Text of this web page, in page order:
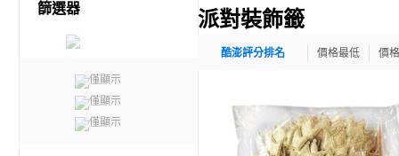
篩選器
僅顯示
僅顯示
僅顯示
派對裝飾籤
酷澎評分排名 價格最低 價